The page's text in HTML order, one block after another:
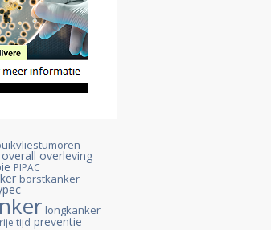
overall overleving
PIPAC
borstkanker
longkanker
tijd preventie